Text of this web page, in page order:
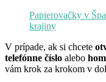
Papierovačky v
krajiny
V prípade, ak si chcete
telefónne číslo alebo
vám krok za krokom v